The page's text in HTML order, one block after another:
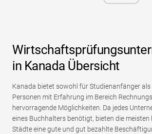
in Kanada Übersicht
Kanada bietet sowohl für Studienanfänger
Personen mit Erfahrung im Bereich
hervorragende Möglichkeiten. Da jedes
eines Buchhalters benötigt, bieten die meisten
Städte eine gute und gut bezahlte